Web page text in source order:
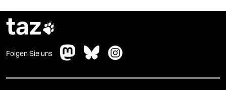
taz
Folgen Sie uns